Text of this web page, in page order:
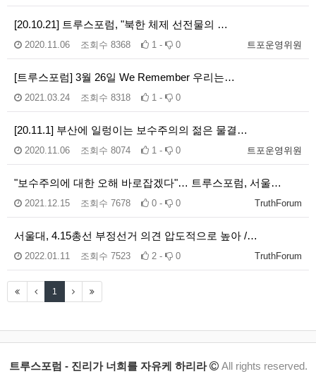
[20.10.21] 트루스포럼, "북한 체제 선전물의 …
트포운영위원
2020.11.06 조회수 8368 1 - 0
[트루스포럼] 3월 26일 We Remember 우리는…
2021.03.24 조회수 8318 1 - 0
[20.11.1] 부산에 일렁이는 보수주의의 젊은 물결…
트포운영위원
2020.11.06 조회수 8074 1 - 0
"보수주의에 대한 오해 바로잡겠다"… 트루스포럼, 서울…
TruthForum
2021.12.15 조회수 7678 0 - 0
서울대, 4.15총선 부정선거 의견 압도적으로 높아 /…
TruthForum
2022.01.11 조회수 7523 2 - 0
1
트루스포럼 - 진리가 너희를 자유케 하리라 All rights reserved.